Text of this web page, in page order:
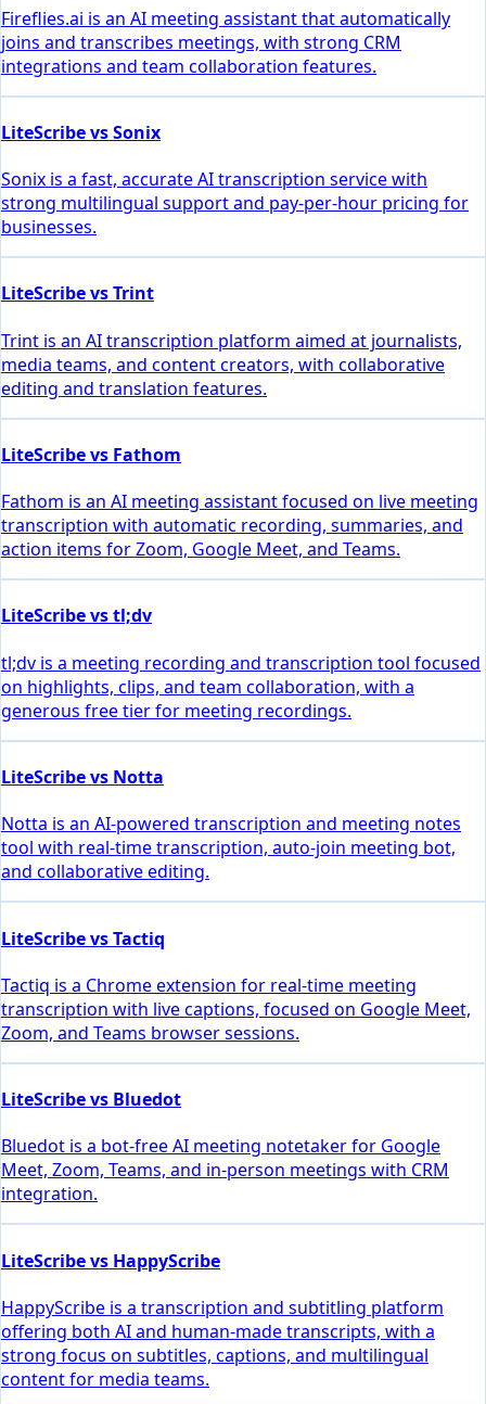
Fireflies.ai is an AI meeting assistant that automatically
joins and transcribes meetings, with strong CRM
integrations and team collaboration features.
LiteScribe vs Sonix
Sonix is a fast, accurate AI transcription service with
strong multilingual support and pay-per-hour pricing for
businesses.
LiteScribe vs Trint
Trint is an AI transcription platform aimed at journalists,
media teams, and content creators, with collaborative
editing and translation features.
LiteScribe vs Fathom
Fathom is an AI meeting assistant focused on live meeting
transcription with automatic recording, summaries, and
action items for Zoom, Google Meet, and Teams.
LiteScribe vs tl;dv
tl;dv is a meeting recording and transcription tool focused
on highlights, clips, and team collaboration, with a
generous free tier for meeting recordings.
LiteScribe vs Notta
Notta is an AI-powered transcription and meeting notes
tool with real-time transcription, auto-join meeting bot,
and collaborative editing.
LiteScribe vs Tactiq
Tactiq is a Chrome extension for real-time meeting
transcription with live captions, focused on Google Meet,
Zoom, and Teams browser sessions.
LiteScribe vs Bluedot
Bluedot is a bot-free AI meeting notetaker for Google
Meet, Zoom, Teams, and in-person meetings with CRM
integration.
LiteScribe vs HappyScribe
HappyScribe is a transcription and subtitling platform
offering both AI and human-made transcripts, with a
strong focus on subtitles, captions, and multilingual
content for media teams.